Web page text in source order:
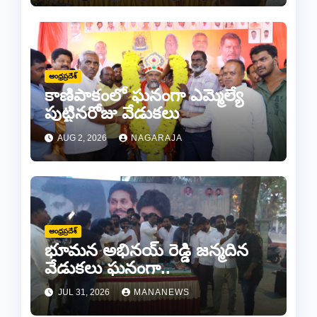
ఆంధ్రప్రదేశ్
కాణిపాకంలో ఘనంగా ఎమ్మెల్యే
పుట్టినరోజు వేడుకలు
AUG 2, 2026 NAGARAJA
ఆంధ్రప్రదేశ్
భూమన అభినయ్ రెడ్డి జన్మదిన
వేడుకలు ఘనంగా..
JUL 31, 2026 MANANEWS